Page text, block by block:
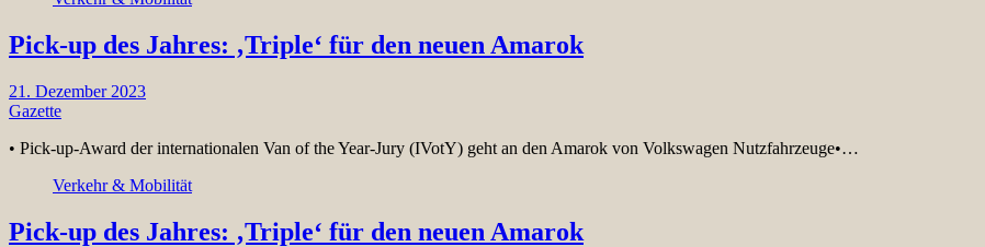
Pick-up des Jahres: ‚Triple‘ für den neuen Amarok
21. Dezember 2023
Gazette
• Pick-up-Award der internationalen Van of the Year-Jury (IVotY) geht an den Amarok von Volkswagen Nutzfahrzeuge•…
Verkehr & Mobilität
Pick-up des Jahres: ‚Triple‘ für den neuen Amarok